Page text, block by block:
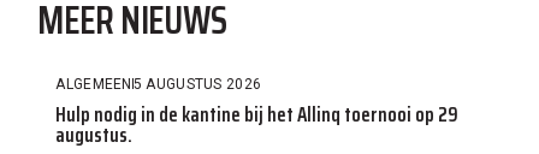
MEER NIEUWS
ALGEMEEN5 AUGUSTUS 2026
Hulp nodig in de kantine bij het Allinq toernooi op 29
augustus.